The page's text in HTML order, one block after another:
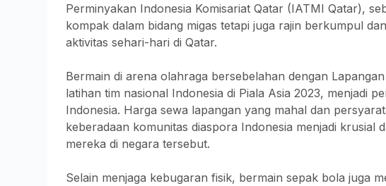
Perminyakan Indonesia Komisariat Qatar (IATMI Qatar),
kompak dalam bidang migas tetapi juga rajin berkumpul
aktivitas sehari-hari di Qatar.
Bermain di arena olahraga bersebelahan dengan
latihan tim nasional Indonesia di Piala Asia 2023, menjadi
Indonesia. Harga sewa lapangan yang mahal dan
keberadaan komunitas diaspora Indonesia menjadi krusial
mereka di negara tersebut.
Selain menjaga kebugaran fisik, bermain sepak bola juga